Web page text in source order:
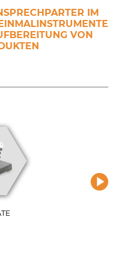
IM
VON